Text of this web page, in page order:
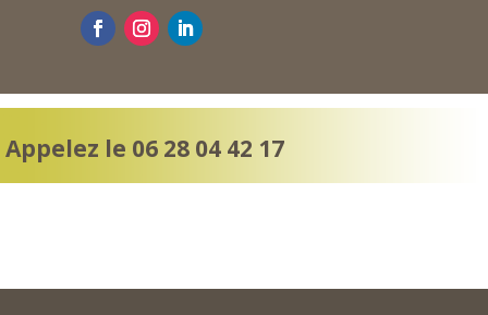
Appelez le 06 28 04 42 17